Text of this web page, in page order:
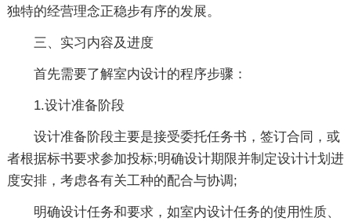
独特的经营理念正稳步有序的发展。
三、实习内容及进度
首先需要了解室内设计的程序步骤：
1.设计准备阶段
设计准备阶段主要是接受委托任务书，签订合同，或
者根据标书要求参加投标;明确设计期限并制定设计计划进
度安排，考虑各有关工种的配合与协调;
明确设计任务和要求，如室内设计任务的使用性质、